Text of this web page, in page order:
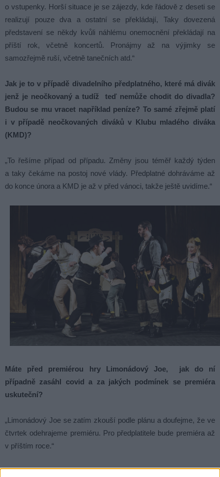
o vstupenky. Horší situace je se zájezdy, kde řádově z deseti se
realizují pouze dva a ostatní se překládají, Taky dovezená
představení se někdy kvůli náhlému onemocnění překládají na
příští rok, včetně koncertů. Pronájmy až na výjimky se
samozřejmě ruší, včetně tanečních atd.“
Jak je to v případě divadelního předplatného, které má divák
jenž je neočkovaný a tudíž teď nemůže chodit do divadla?
Budou se mu vracet například peníze? To samé zřejmě platí
i v případě neočkovaných diváků v Klubu mladého diváka
(KMD)?
„To řešíme případ od případu. Změny jsou téměř každý týden
a taky čekáme na postoj nové vlády. Předplatné dohráváme až
do konce února a KMD je až v před vánoci, takže ještě uvidíme.“
Máte před premiérou hry Limonádový Joe, jak do ní
případně zasáhl covid a za jakých podmínek se premiéra
uskuteční?
„Limonádový Joe se zatím zkouší podle plánu a doufejme, že ve
čtvrtek odehrajeme premiéru. Pro předplatitele bude premiéra až
v příštím roce.“
Když už mluvíme o premiéře, proč jste zvolili Limonádníka